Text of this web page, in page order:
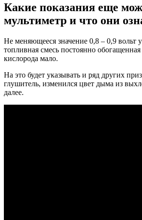
Какие показания еще
мультиметр и что они
Не меняющееся значение 0,8 – 0,9 вольт
топливная смесь постоянно
кислорода мало.
На это будет указывать и ряд других
глушитель, изменился цвет дыма из
далее.